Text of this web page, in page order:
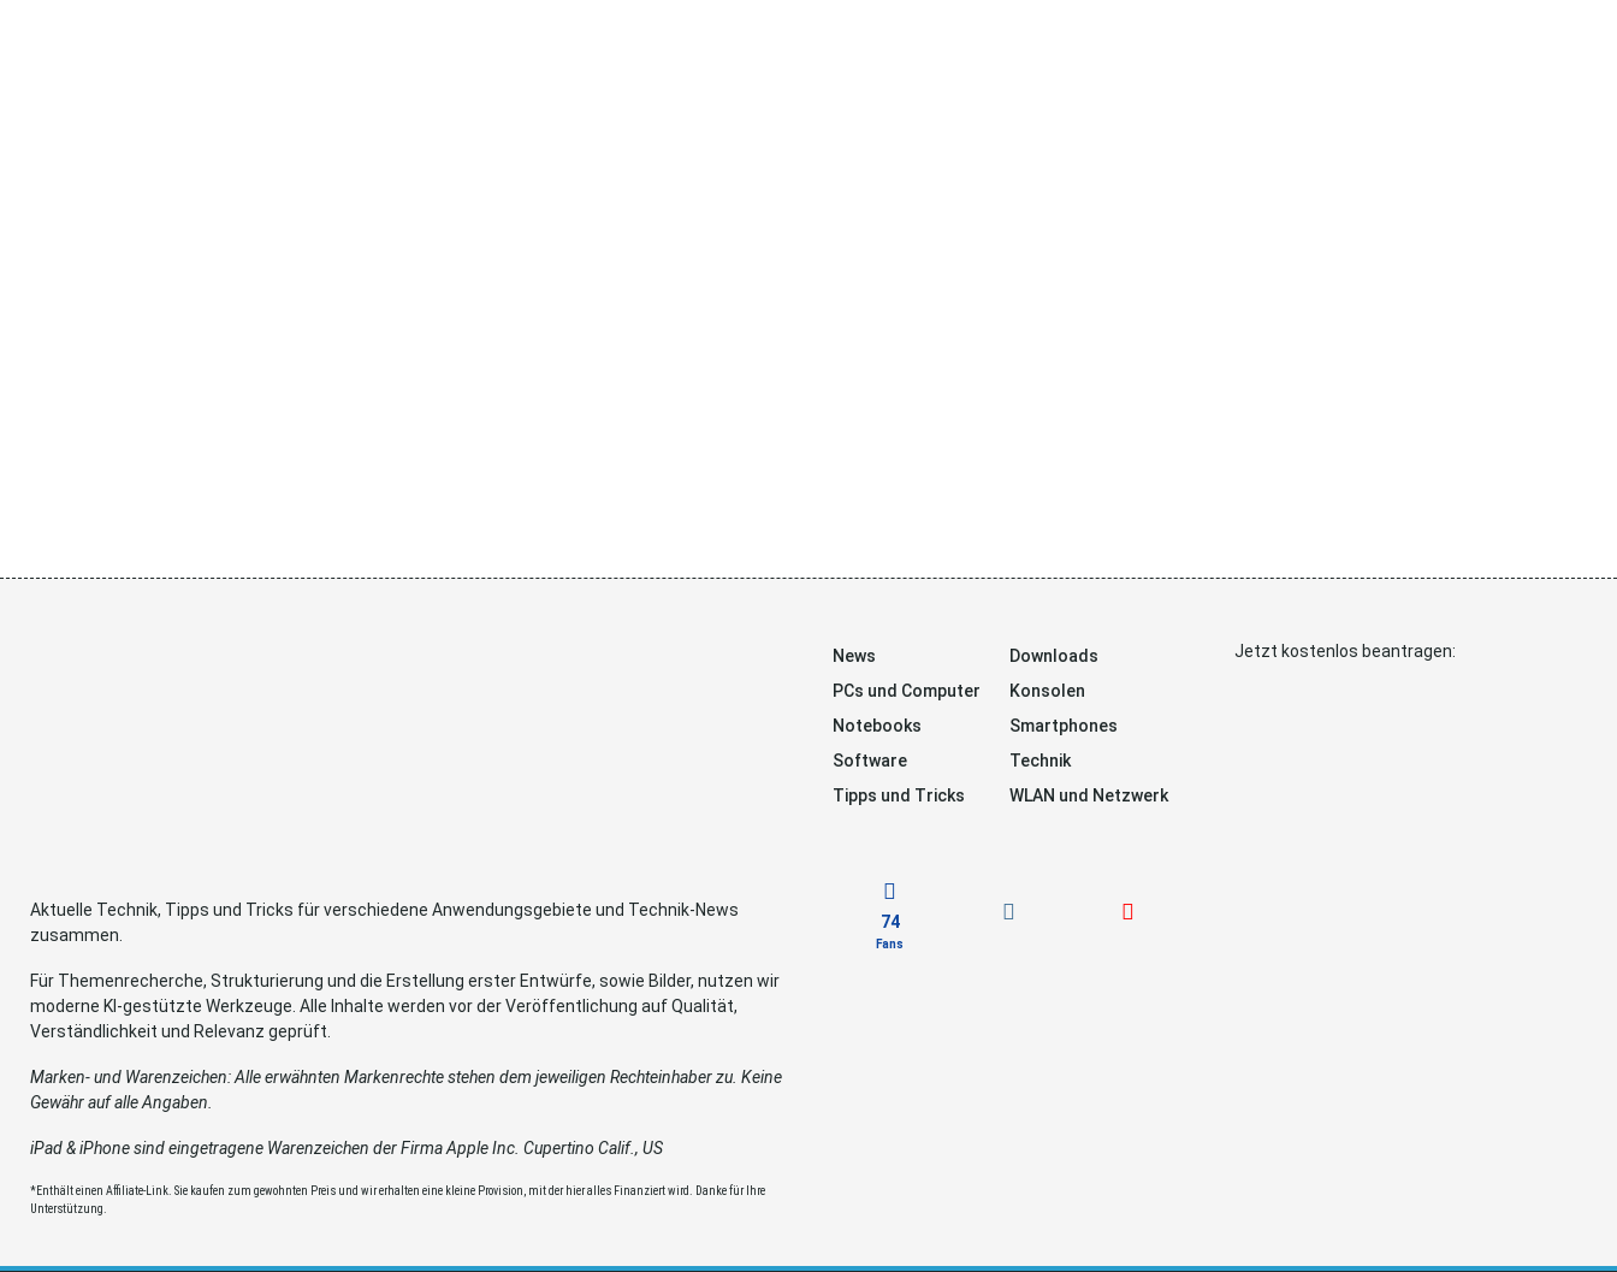
Aktuelle Technik, Tipps und Tricks für verschiedene Anwendungsgebiete und Technik-News
zusammen.
Für Themenrecherche, Strukturierung und die Erstellung erster Entwürfe, sowie Bilder, nutzen wir
moderne KI-gestützte Werkzeuge. Alle Inhalte werden vor der Veröffentlichung auf Qualität,
Verständlichkeit und Relevanz geprüft.
Marken- und Warenzeichen: Alle erwähnten Markenrechte stehen dem jeweiligen Rechteinhaber zu. Keine
Gewähr auf alle Angaben.
iPad & iPhone sind eingetragene Warenzeichen der Firma Apple Inc. Cupertino Calif., US
*Enthält einen Affiliate-Link. Sie kaufen zum gewohnten Preis und wir erhalten eine kleine Provision, mit der hier alles Finanziert wird. Danke für Ihre
Unterstützung.
News
Downloads
PCs und Computer
Konsolen
Notebooks
Smartphones
Software
Technik
Tipps und Tricks
WLAN und Netzwerk
74
Fans
Jetzt kostenlos beantragen: